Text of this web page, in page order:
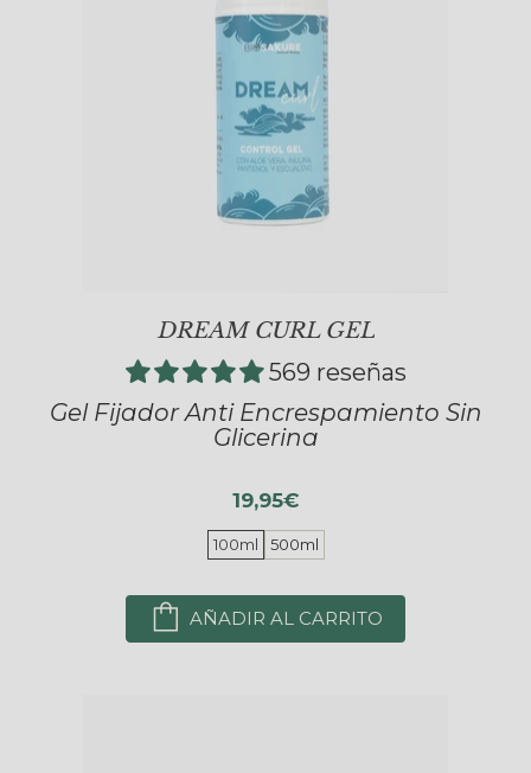
DREAM CURL GEL
569 reseñas
Gel Fijador Anti Encrespamiento Sin
Glicerina
19,95€
100ml 500ml
AÑADIR AL CARRITO